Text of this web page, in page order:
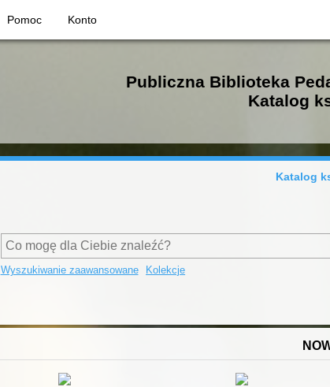
Pomoc Konto
Publiczna Biblioteka
Katalog
Katalog
Wyszukiwanie zaawansowane Kolekcje